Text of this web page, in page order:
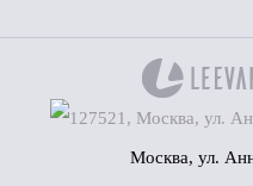
Москва, ул.